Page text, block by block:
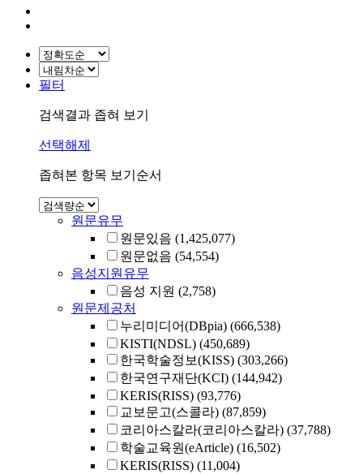
필터
검색결과 좁혀 보기
선택해제
좁혀본 항목 보기순서
원문유무
원문있음 (1,425,077)
원문없음 (54,554)
음성지원유무
음성 지원 (2,758)
원문제공처
누리미디어(DBpia) (666,538)
KISTI(NDSL) (450,689)
한국학술정보(KISS) (303,266)
한국연구재단(KCI) (144,942)
KERIS(RISS) (93,776)
교보문고(스콜라) (87,859)
코리아스칼라(코리아스칼라) (37,788)
학술교육원(eArticle) (16,502)
KERIS(RISS) (11,004)